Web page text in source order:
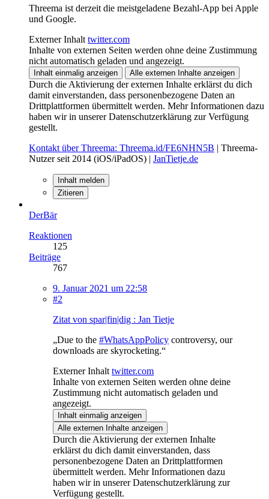
Threema ist derzeit die meistgeladene Bezahl-App bei Apple
und Google.
Externer Inhalt twitter.com
Inhalte von externen Seiten werden ohne deine Zustimmung
nicht automatisch geladen und angezeigt.
Inhalt einmalig anzeigen Alle externen Inhalte anzeigen
Durch die Aktivierung der externen Inhalte erklärst du dich
damit einverstanden, dass personenbezogene Daten an
Drittplattformen übermittelt werden. Mehr Informationen dazu
haben wir in unserer Datenschutzerklärung zur Verfügung
gestellt.
Kontakt über Threema: Threema.id/FE6NHN5B | Threema-
Nutzer seit 2014 (iOS/iPadOS) | JanTietje.de
Inhalt melden
Zitieren
DerBär
Reaktionen
125
Beiträge
767
9. Januar 2021 um 22:58
#2
Zitat von spar|fin|dig : Jan Tietje
„Due to the #WhatsAppPolicy controversy, our
downloads are skyrocketing.“
Externer Inhalt twitter.com
Inhalte von externen Seiten werden ohne deine
Zustimmung nicht automatisch geladen und
angezeigt.
Inhalt einmalig anzeigen
Alle externen Inhalte anzeigen
Durch die Aktivierung der externen Inhalte
erklärst du dich damit einverstanden, dass
personenbezogene Daten an Drittplattformen
übermittelt werden. Mehr Informationen dazu
haben wir in unserer Datenschutzerklärung zur
Verfügung gestellt.